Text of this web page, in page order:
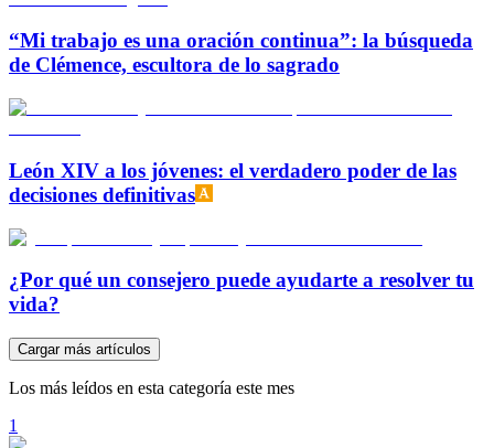
“Mi trabajo es una oración continua”: la búsqueda
de Clémence, escultora de lo sagrado
León XIV a los jóvenes: el verdadero poder de las
decisiones definitivas
¿Por qué un consejero puede ayudarte a resolver tu
vida?
Cargar más artículos
Los más leídos en esta categoría este mes
1